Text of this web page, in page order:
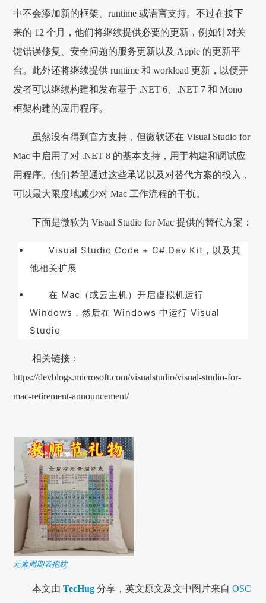
中不会添加新的框架、runtime 或语言支持。不过在接下
来的 12 个月，他们将继续提供必要的更新，例如针对关
键错误修复、安全问题的服务更新以及 Apple 的更新平
台。此外还将继续提供 runtime 和 workload 更新，以便开
发者可以继续构建和发布基于 .NET 6、.NET 7 和 Mono
框架构建的应用程序。
虽然没有得到官方支持，但微软还在 Visual Studio for
Mac 中启用了对 .NET 8 的基本支持，用于构建和调试应
用程序。他们希望通过这些承诺以及对替代方案的投入，
可以最大限度地减少对 Mac 工作流程的干扰。
下面是微软为 Visual Studio for Mac 提供的替代方案：
Visual Studio Code + C# Dev Kit，以及其
他相关扩展
在 Mac（或云主机）开启虚拟机运行
Windows，然后在 Windows 中运行 Visual
Studio
相关链接：
https://devblogs.microsoft.com/visualstudio/visual-studio-for-
mac-retirement-announcement/
元素周期表抱枕
本文由TecHug 分享，英文原文及文中图片来自OSC